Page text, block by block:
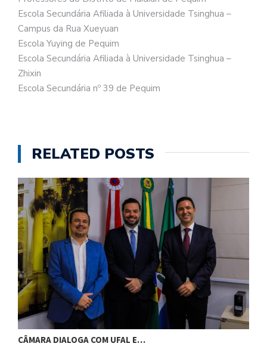
Escola Secundária Afiliada à Universidade Tsinghua –
Campus da Rua Xueyuan
Escola Yuying de Pequim
Escola Secundária Afiliada à Universidade Tsinghua –
Zhixin
Escola Secundária nº 39 de Pequim
RELATED POSTS
CÂMARA DIALOGA COM UFAL E…